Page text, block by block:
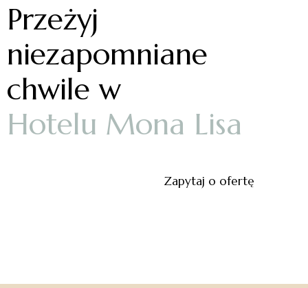
Przeżyj
niezapomniane
chwile w
Hotelu Mona Lisa
Zapytaj o ofertę